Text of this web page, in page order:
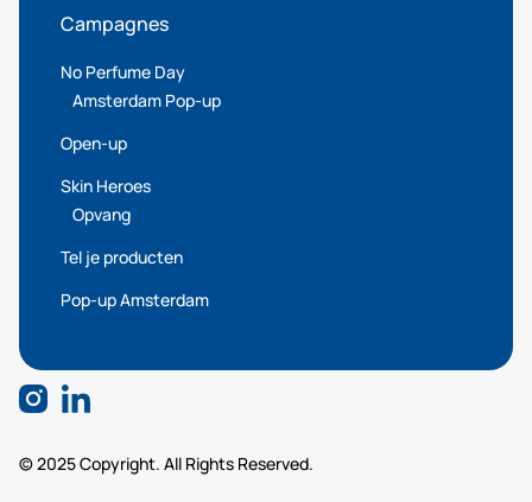
Campagnes
No Perfume Day
Amsterdam Pop-up
Open-up
Skin Heroes
Opvang
Tel je producten
Pop-up Amsterdam
© 2025 Copyright. All Rights Reserved.